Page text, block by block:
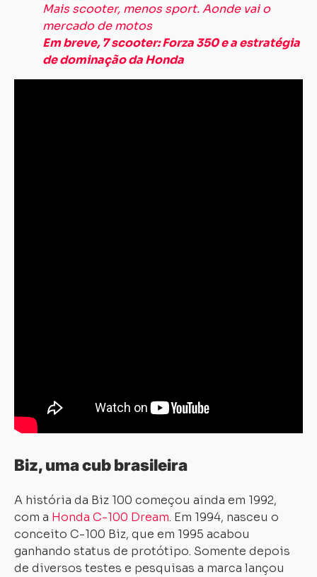
Mais scooter, menos sport. Aonde vai o
mercado de motos
Em breve, 7 scooter: Forza 350 e a estratégia
de dominação da Honda
Biz, uma cub brasileira
A história da Biz 100 começou ainda em 1992,
com a Honda C-100 Dream. Em 1994, nasceu o
conceito C-100 Biz, que em 1995 acabou
ganhando status de protótipo. Somente depois
de diversos testes e pesquisas a marca lançou